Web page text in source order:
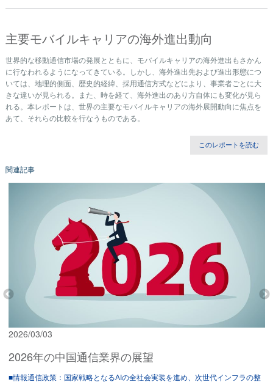
主要モバイルキャリアの海外進出動向
世界的な移動通信市場の発展とともに、モバイルキャリアの海外進出もさかん
に行なわれるようになってきている。しかし、海外進出先および進出形態につ
いては、地理的側面、歴史的経緯、採用通信方式などにより、事業者ごとに大
きな違いが見られる。また、時を経て、海外進出のあり方自体にも変化が見ら
れる。本レポートは、世界の主要なモバイルキャリアの海外展開動向に焦点を
あて、それらの比較を行なうものである。
このレポートを読む
関連記事
2026/03/03
2026年の中国通信業界の展望
■情報通信政策：国家戦略となるAIの全社会実装を進め、次世代インフラの整